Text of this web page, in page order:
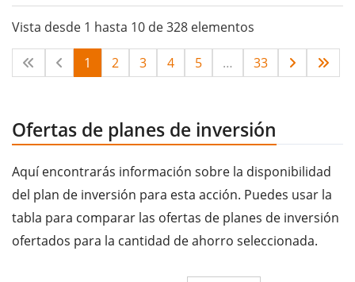
Vista desde 1 hasta 10 de 328 elementos
1 2 3 4 5 … 33
Ofertas de planes de inversión
Aquí encontrarás información sobre la disponibilidad
del plan de inversión para esta acción. Puedes usar la
tabla para comparar las ofertas de planes de inversión
ofertados para la cantidad de ahorro seleccionada.